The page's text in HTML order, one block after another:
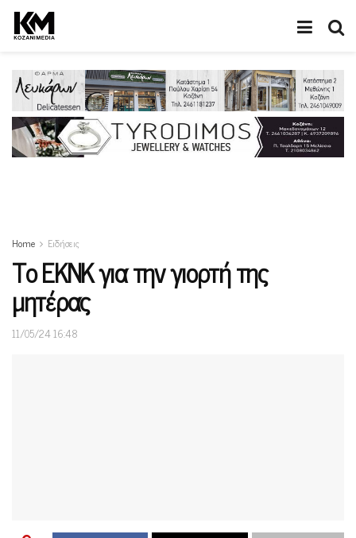
Home Ειδήσεις
Το ΕΚΝΚ για την γιορτή της
μητέρας
11/05/24 16:48